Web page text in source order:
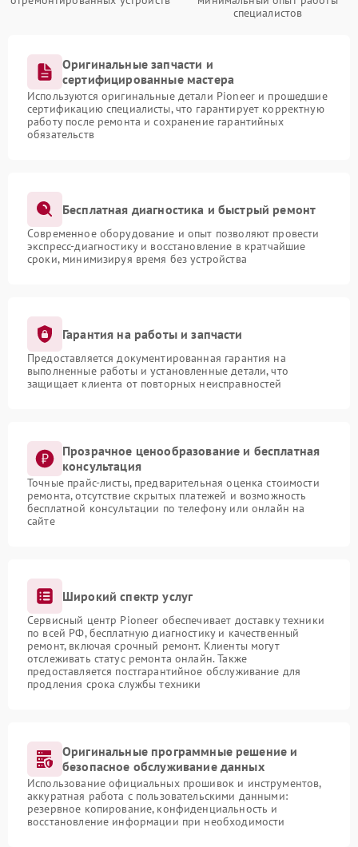
специалистов
Оригинальные запчасти и
сертифицированные мастера
Используются оригинальные детали Pioneer и прошедшие
сертификацию специалисты, что гарантирует корректную
работу после ремонта и сохранение гарантийных
обязательств
Бесплатная диагностика и быстрый ремонт
Современное оборудование и опыт позволяют провести
экспресс-диагностику и восстановление в кратчайшие
сроки, минимизируя время без устройства
Гарантия на работы и запчасти
Предоставляется документированная гарантия на
выполненные работы и установленные детали, что
защищает клиента от повторных неисправностей
Прозрачное ценообразование и бесплатная
консультация
Точные прайс-листы, предварительная оценка стоимости
ремонта, отсутствие скрытых платежей и возможность
бесплатной консультации по телефону или онлайн на
сайте
Широкий спектр услуг
Сервисный центр Pioneer обеспечивает доставку техники
по всей РФ, бесплатную диагностику и качественный
ремонт, включая срочный ремонт. Клиенты могут
отслеживать статус ремонта онлайн. Также
предоставляется постгарантийное обслуживание для
продления срока службы техники
Оригинальные программные решение и
безопасное обслуживание данных
Использование официальных прошивок и инструментов,
аккуратная работа с пользовательскими данными:
резервное копирование, конфиденциальность и
восстановление информации при необходимости